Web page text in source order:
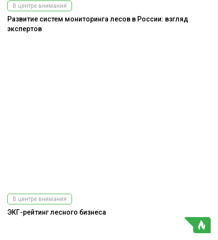
В центре внимания
Развитие систем мониторинга лесов в России: взгляд
экспертов
В центре внимания
ЭКГ-рейтинг лесного бизнеса